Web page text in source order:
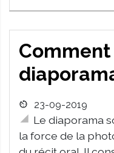
23-09-2019
Le diaporama
la force de la